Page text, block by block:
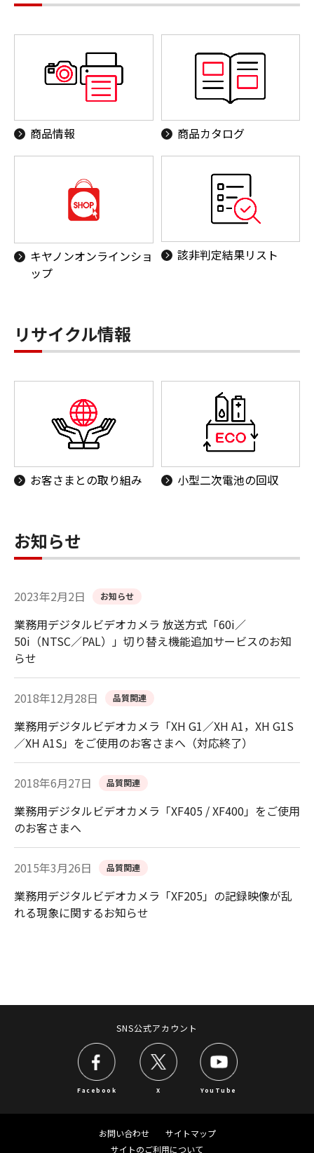
商品情報 商品カタログ
キヤノンオンラインショ
ップ
該非判定結果リスト
リサイクル情報
お客さまとの取り組み 小型二次電池の回収
お知らせ
2023年2月2日 お知らせ
業務用デジタルビデオカメラ 放送方式「60i／
50i（NTSC／PAL）」切り替え機能追加サービスのお知
らせ
2018年12月28日 品質関連
業務用デジタルビデオカメラ「XH G1／XH A1，XH G1S
／XH A1S」をご使用のお客さまへ（対応終了）
2018年6月27日 品質関連
業務用デジタルビデオカメラ「XF405 / XF400」をご使用
のお客さまへ
2015年3月26日 品質関連
業務用デジタルビデオカメラ「XF205」の記録映像が乱
れる現象に関するお知らせ
SNS公式アカウント
Facebook X YouTube
お問い合わせ
サイトマップ
サイトのご利用について